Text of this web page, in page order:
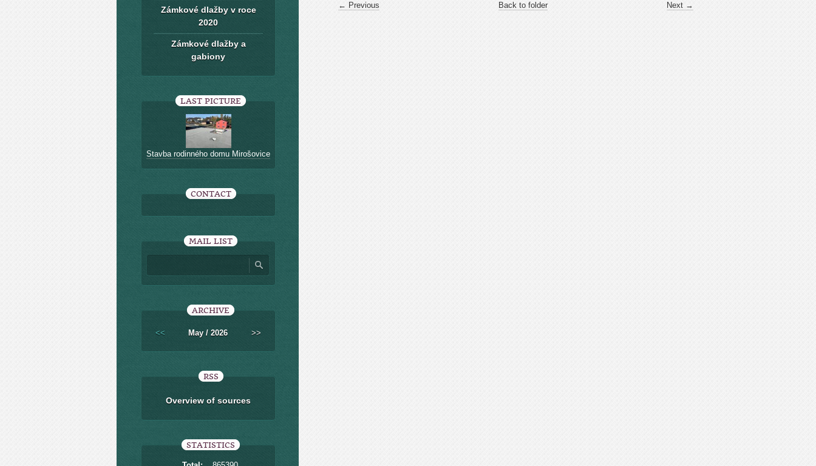
← Previous Next →
Back to folder
Zámkové dlažby v roce
2020
Zámkové dlažby a
gabiony
LAST PICTURE
Stavba rodinného domu Mirošovice
CONTACT
MAIL LIST
ARCHIVE
<< May / 2026 >>
RSS
Overview of sources
STATISTICS